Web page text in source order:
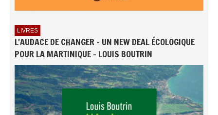
LIVRES
L'AUDACE DE CHANGER - UN NEW DEAL ÉCOLOGIQUE
POUR LA MARTINIQUE - LOUIS BOUTRIN